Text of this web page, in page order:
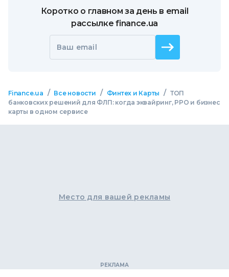
Коротко о главном за день в email
рассылке finance.ua
Ваш email
Finance.ua / Все новости / Финтех и Карты / ТОП
банковских решений для ФЛП: когда эквайринг, РРО и бизнес
карты в одном сервисе
Место для вашей рекламы